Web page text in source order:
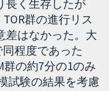
長く生存したが
群の進行リス
差はなかった。大
程度であった
群の約7分の1のみ
試験の結果を考慮